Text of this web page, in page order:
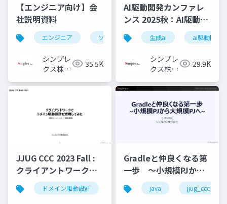
【エンジニア向け】会
社説明資料
エンジニア ソフトウェアエンジニア フロントエ
シンプレ
クス株式
35.5K
AI駆動開発カンファレ
ンス 2025秋：AI駆動開
発実践！ SI企業におけ
る開発プロセス再設計
の取り組み紹介
生成ai ai駆動開発
シンプレ
クス株式
29.9K
JJUG CCC 2023 Fall :
クライアントワークで
ドメイン駆動設計を活
用してみてた
ドメイン駆動設計 ddd java
Gradleと仲良くなる第
一歩 ～小規模PJから
大規模PJへ～
java jjug_ccc